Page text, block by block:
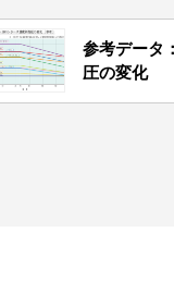
参考データ
圧の変化